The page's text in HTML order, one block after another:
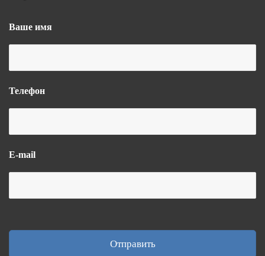
Ваше имя
Телефон
E-mail